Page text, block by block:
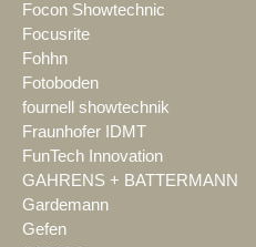
Focon Showtechnic
Focusrite
Fohhn
Fotoboden
fournell showtechnik
Fraunhofer IDMT
FunTech Innovation
GAHRENS + BATTERMANN
Gardemann
Gefen